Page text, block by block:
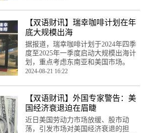
【双语财讯】瑞幸咖啡计划在年
底大规模出海
据报道，瑞幸咖啡计划于2024年四季
度至2025年一季度启动大规模出海计
划，重点考虑东南亚和美国市场。
2024-08-21 16:22
【双语财讯】外国专家警告：美
国经济衰退迫在眉睫
近日美国劳动力市场放缓、股市动
荡，引发市场对美国经济衰退的担